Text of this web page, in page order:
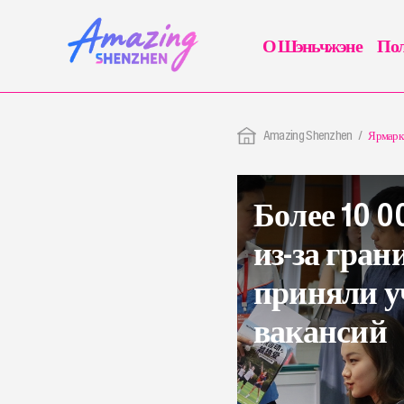
Amazing Shenzhen
Более 10
из-за
приняли
вакансий
О Шэньчжэне